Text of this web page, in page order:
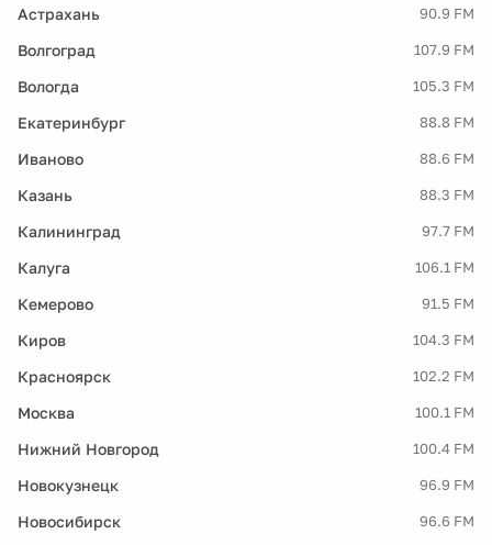
Астрахань 90.9 FM
Волгоград 107.9 FM
Вологда 105.3 FM
Екатеринбург 88.8 FM
Иваново 88.6 FM
Казань 88.3 FM
Калининград 97.7 FM
Калуга 106.1 FM
Кемерово 91.5 FM
Киров 104.3 FM
Красноярск 102.2 FM
Москва 100.1 FM
Нижний Новгород 100.4 FM
Новокузнецк 96.9 FM
Новосибирск 96.6 FM